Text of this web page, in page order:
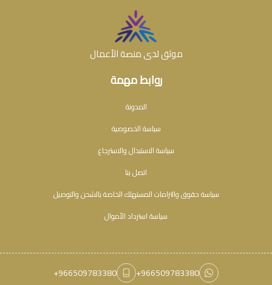
روابط مهمة
المدونة
سياسة الخصوصية
سياسة الاستبدال والاسترجاع
اتصل بنا
سياسة حقوق والتزامات المستهلك الخاصة بالشحن والتوصيل
سياسة استرداد الأموال
موثق لدى منصة الأعمال
+966509783380
+966509783380